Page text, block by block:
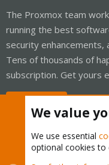
The Proxmox team
running the best
security enhancements,
Tens of thousands of
subscription. Get yours
We value
We use essential
optional cookies to